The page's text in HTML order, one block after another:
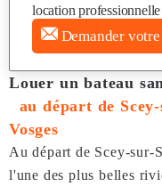
location professionnelle
Demander
Louer un bateau
au départ de
Vosges
Au départ de Scey-sur-
l'une des plus belles